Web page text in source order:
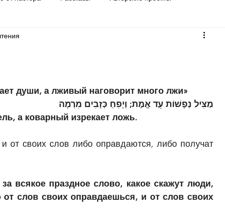
души, а лживый наговорит много лжи»
מַצִּיל נְפָשׁוֹת עֵד אֱמֶת; וְיָפִחַ כְּזָבִים מִרְמָה
а коварный изрекает ложь.
от своих слов либо оправдаются, либо получат
всякое праздное слово, какое скажут люди,
слов своих оправдаешься, и от слов своих